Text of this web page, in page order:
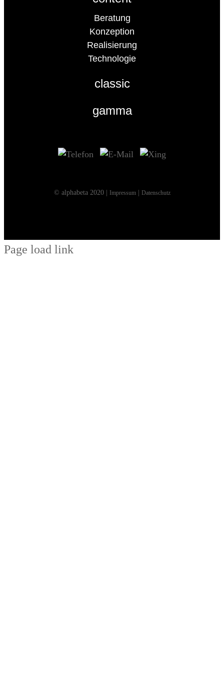
Beratung
Konzeption
Realisierung
Technologie
classic
gamma
© alphabeta 2020 | Impressum| Datenschutz
Page load link